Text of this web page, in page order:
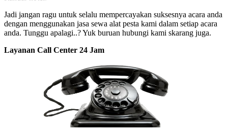
Jadi jangan ragu untuk selalu mempercayakan suksesnya acara anda
dengan menggunakan jasa sewa alat pesta kami dalam setiap acara
anda. Tunggu apalagi..? Yuk buruan hubungi kami skarang juga.
Layanan Call Center 24 Jam